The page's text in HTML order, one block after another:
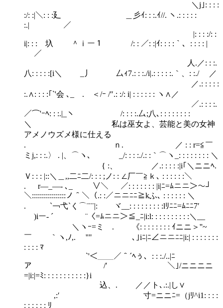
＼j｣: : : :
:/: :|＼: : :廴 ＿彡ｲ: : :.ｲ//. ヽ.: : : : :
:.| ／
|: : : :/: :
i|: : :ゞ圦 ＾ｉー１ /: : ／: :|ｲ: : : :｀、: : : : |
／
人.／: : :.
八: : : : :[i＼ _丿 厶ｨ7.: : :./i|.: : : : :.｀、: :./ ／
／.: : : : :
:.∧: : : :｢`'会 ､_ . ＜/ｰ /″.: :/: i| : : : : : : ヽ∧／
／.: : : :.
／⌒'ｰﾍ: : :.|_ヽ ￣￣￣ /: : : :.厶;八､: : : : : : : :
＼ 私は巫女よ、芸能と美の女神
アメノウズメ様に仕える
. ｎ. ／ : : r=≦￣
ミj,: : :.〉 . |、⌒ヽ､ _/: : : :./.: :｀⌒ヽ_: : : : : : : : ＼
{ :、 ／.: : : : :|i｢＼ニニﾍ.
Ｖ: : : |::＼＿,,二ﾆ二/: : : ;ノ: : ∠厂￣≧ｋ､ : : : : : :＼
. r―_―- ､_ ∨＼ ／: : : : : : : |i|ﾆ=ﾑニニ＞～┘
＼:::::::::::::::::ノ＾＼（.: :／ニニﾆﾆ≧kふ､ : : : : : : ＼
. `￢弋`く⌒¨¨¨|: ヾ__: : : : : : : : :lﾘﾆﾆ=ﾑﾆﾆ7′
)iー‐ ´ ¨〈=ﾑニニ＞≦_ﾆ|i:l: : : : : : : : : :＼__
＼ヽｰ=ミゝ. 《: : : : : : : : ｲニニ＞''~
￣ ｀ヽ,ﾉ,. ''" ､｣iﾆ|ﾆ∠ニニﾆﾆ|i:| : : : : : : :
: : : : ﾏ
`'＜＿＿／＾´ﾍぅ、: : :./..|ﾆ
ア /′ ＼｣/ニニニニ
=|i:|=ﾐ: : : : : : : : : : :}i
込、. ／／ト､.:.|し∨
,:′ 寸=ニニﾆ=（jﾘ^i1: : : :
: : : : : : ﾘ